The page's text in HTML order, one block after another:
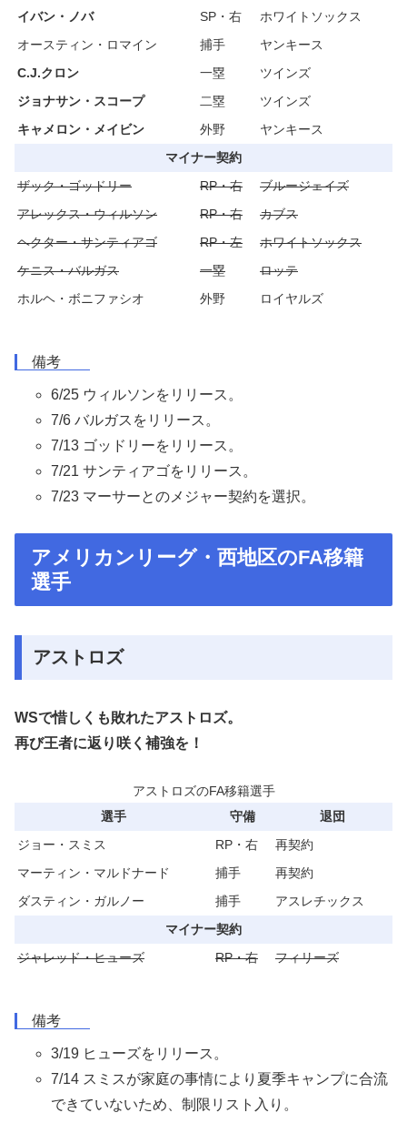
イバン・ノバ
SP・右
ホワイトソックス
オースティン・ロマイン
捕手
ヤンキース
C.J.クロン
一塁
ツインズ
ジョナサン・スコープ
二塁
ツインズ
キャメロン・メイビン
外野
ヤンキース
マイナー契約
ザック・ゴッドリー
RP・右
ブルージェイズ
アレックス・ウィルソン
RP・右
カブス
ヘクター・サンティアゴ
RP・左
ホワイトソックス
ケニス・バルガス
一塁
ロッテ
ホルヘ・ボニファシオ
外野 ロイヤルズ
備考
6/25 ウィルソンをリリース。
7/6 バルガスをリリース。
7/13 ゴッドリーをリリース。
7/21 サンティアゴをリリース。
7/23 マーサーとのメジャー契約を選択。
アメリカンリーグ・西地区のFA移籍
選手
アストロズ
WSで惜しくも敗れたアストロズ。
再び王者に返り咲く補強を！
アストロズのFA移籍選手
選手
守備
退団
ジョー・スミス
RP・右
再契約
マーティン・マルドナード
捕手
再契約
ダスティン・ガルノー
捕手
アスレチックス
マイナー契約
ジャレッド・ヒューズ
RP・右 フィリーズ
備考
3/19 ヒューズをリリース。
7/14 スミスが家庭の事情により夏季キャンプに合流
できていないため、制限リスト入り。